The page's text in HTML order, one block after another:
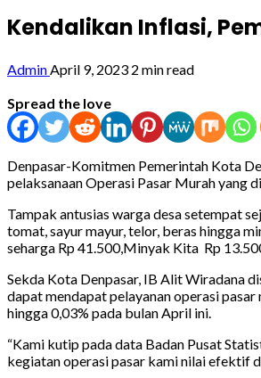
Kendalikan Inflasi,
AdminApril 9, 2023 2 min read
Spread the love
Denpasar-Komitmen Pemerintah Kota
pelaksanaan Operasi Pasar Murah yang
Tampak antusias warga desa setempat
tomat, sayur mayur, telor, beras hingga
seharga Rp 41.500,Minyak Kita Rp
Sekda Kota Denpasar, IB Alit Wiradana
dapat mendapat pelayanan operasi
hingga 0,03% pada bulan April ini.
“Kami kutip pada data Badan Pusat
kegiatan operasi pasar kami nilai efektif